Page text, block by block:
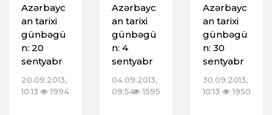
Azərbayc
an tarixi
günbəgü
n: 20
sentyabr
20.09.2013,
10:13
1994
Azərbayc
an tarixi
günbəgü
n: 4
sentyabr
04.09.2013,
09:54 1595
Azərbayc
an tarixi
günbəgü
n: 30
sentyabr
30.09.2013,
10:13
1950